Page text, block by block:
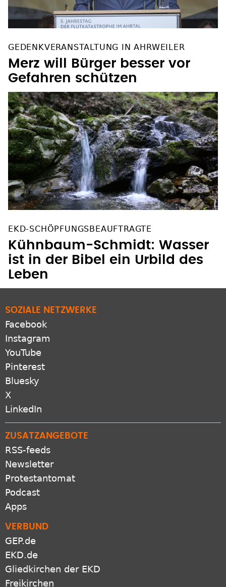
GEDENKVERANSTALTUNG IN AHRWEILER
Merz will Bürger besser vor
Gefahren schützen
EKD-SCHÖPFUNGSBEAUFTRAGTE
Kühnbaum-Schmidt: Wasser
ist in der Bibel ein Urbild des
Leben
SOZIALE NETZWERKE
Facebook
Instagram
YouTube
Pinterest
Bluesky
X
LinkedIn
ZUSATZANGEBOTE
RSS-feeds
Newsletter
Protestantomat
Podcast
Apps
VERBUND
GEP.de
EKD.de
Gliedkirchen der EKD
Freikirchen